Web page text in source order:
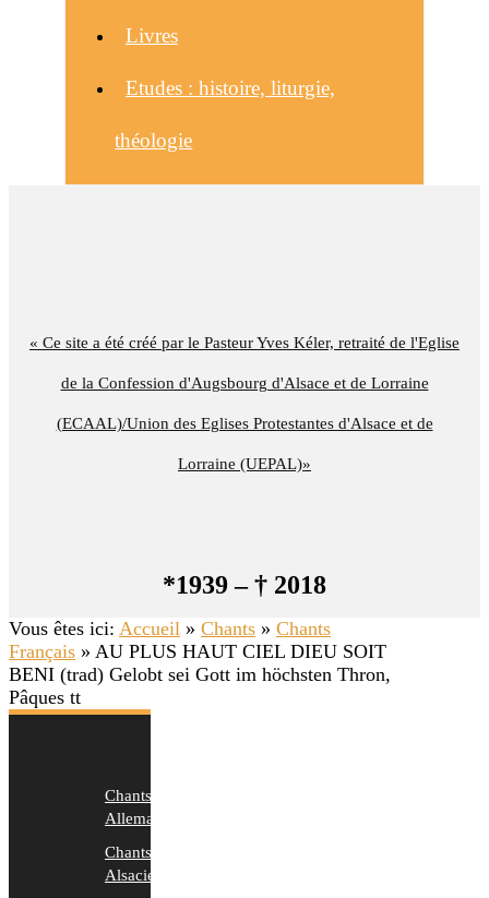
« Ce site a été créé par le Pasteur Yves Kéler, retraité de l'Eglise
de la Confession d'Augsbourg d'Alsace et de Lorraine
(ECAAL)/Union des Eglises Protestantes d'Alsace et de
Lorraine (UEPAL)»
*1939 – † 2018
Livres
Etudes : histoire, liturgie,
théologie
Vous êtes ici: Accueil » Chants » Chants
Français » AU PLUS HAUT CIEL DIEU SOIT
BENI (trad) Gelobt sei Gott im höchsten Thron,
Pâques tt
Chants
Allemands
Chants
Alsaciens